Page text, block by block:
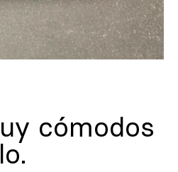
cómodos